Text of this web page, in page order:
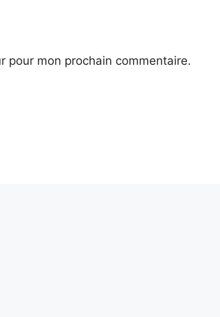
pour mon prochain commentaire.